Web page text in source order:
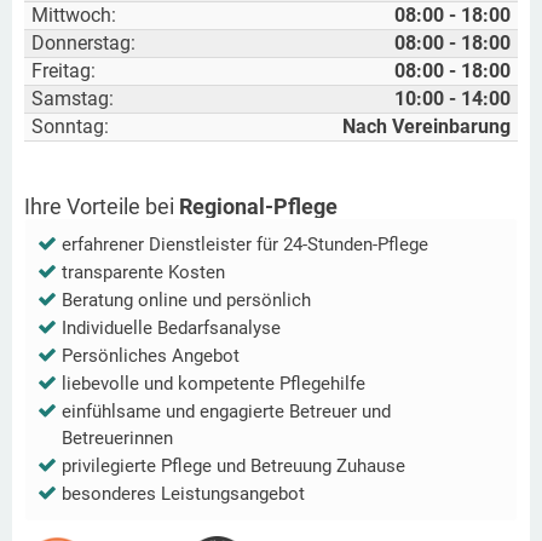
Mittwoch:
08:00 - 18:00
Donnerstag:
08:00 - 18:00
Freitag:
08:00 - 18:00
Samstag:
10:00 - 14:00
Sonntag:
Nach Vereinbarung
Ihre Vorteile bei Regional-Pflege
erfahrener Dienstleister für 24-Stunden-Pflege
transparente Kosten
Beratung online und persönlich
Individuelle Bedarfsanalyse
Persönliches Angebot
liebevolle und kompetente Pflegehilfe
einfühlsame und engagierte Betreuer und
Betreuerinnen
privilegierte Pflege und Betreuung Zuhause
besonderes Leistungsangebot